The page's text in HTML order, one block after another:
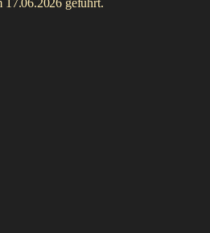
17.06.2026 geführt.